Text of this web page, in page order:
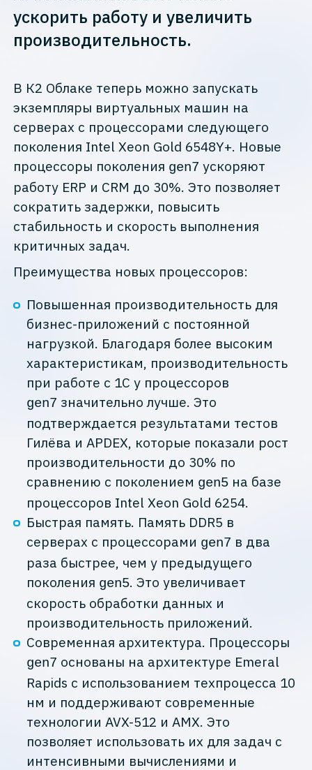
ускорить работу и увеличить
производительность.
В К2 Облаке теперь можно запускать
экземпляры виртуальных машин на
серверах с процессорами следующего
поколения Intel Xeon Gold 6548Y+. Новые
процессоры поколения gen7 ускоряют
работу ERP и CRM до 30%. Это позволяет
сократить задержки, повысить
стабильность и скорость выполнения
критичных задач.
Преимущества новых процессоров:
Повышенная производительность для
бизнес-приложений с постоянной
нагрузкой. Благодаря более высоким
характеристикам, производительность
при работе с 1С у процессоров
gen7 значительно лучше. Это
подтверждается результатами тестов
Гилёва и APDEX, которые показали рост
производительности до 30% по
сравнению с поколением gen5 на базе
процессоров Intel Xeon Gold 6254.
Быстрая память. Память DDR5 в
серверах с процессорами gen7 в два
раза быстрее, чем у предыдущего
поколения gen5. Это увеличивает
скорость обработки данных и
производительность приложений.
Современная архитектура. Процессоры
gen7 основаны на архитектуре Emeral
Rapids c использованием техпроцесса 10
нм и поддерживают современные
технологии AVX-512 и AMX. Это
позволяет использовать их для задач с
интенсивными вычислениями и